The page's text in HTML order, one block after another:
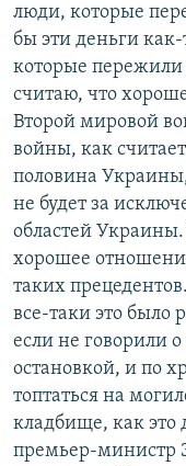
люди, которые
бы эти деньги
которые
считаю, что
Второй мировой
войны, как
половина
не будет за
областей
хорошее
таких
все-таки это было
если не говорили
остановкой, и по
топтаться на
кладбище, как
премьер-министр